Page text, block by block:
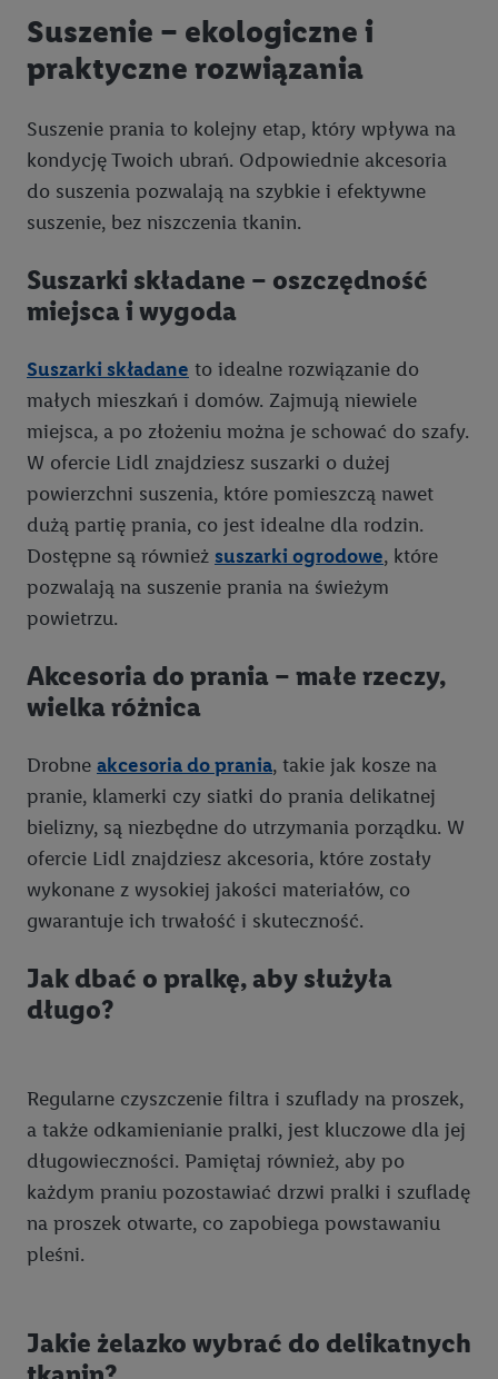
Suszenie – ekologiczne i
praktyczne rozwiązania
Suszenie prania to kolejny etap, który wpływa na
kondycję Twoich ubrań. Odpowiednie akcesoria
do suszenia pozwalają na szybkie i efektywne
suszenie, bez niszczenia tkanin.
Suszarki składane – oszczędność
miejsca i wygoda
Suszarki składane to idealne rozwiązanie do
małych mieszkań i domów. Zajmują niewiele
miejsca, a po złożeniu można je schować do szafy.
W ofercie Lidl znajdziesz suszarki o dużej
powierzchni suszenia, które pomieszczą nawet
dużą partię prania, co jest idealne dla rodzin.
Dostępne są również suszarki ogrodowe, które
pozwalają na suszenie prania na świeżym
powietrzu.
Akcesoria do prania – małe rzeczy,
wielka różnica
Drobne akcesoria do prania, takie jak kosze na
pranie, klamerki czy siatki do prania delikatnej
bielizny, są niezbędne do utrzymania porządku. W
ofercie Lidl znajdziesz akcesoria, które zostały
wykonane z wysokiej jakości materiałów, co
gwarantuje ich trwałość i skuteczność.
Jak dbać o pralkę, aby służyła
długo?
Regularne czyszczenie filtra i szuflady na proszek,
a także odkamienianie pralki, jest kluczowe dla jej
długowieczności. Pamiętaj również, aby po
każdym praniu pozostawiać drzwi pralki i szufladę
na proszek otwarte, co zapobiega powstawaniu
pleśni.
Jakie żelazko wybrać do delikatnych